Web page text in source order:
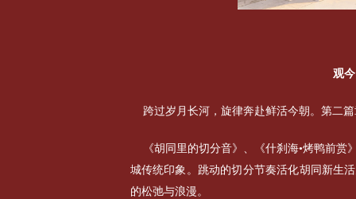
观
跨过岁月长河，旋律奔赴鲜活今朝。第二
《胡同里的切分音》、《什刹海•烤鸭前
城传统印象。跳动的切分节奏活化胡同新生
的松弛与浪漫。